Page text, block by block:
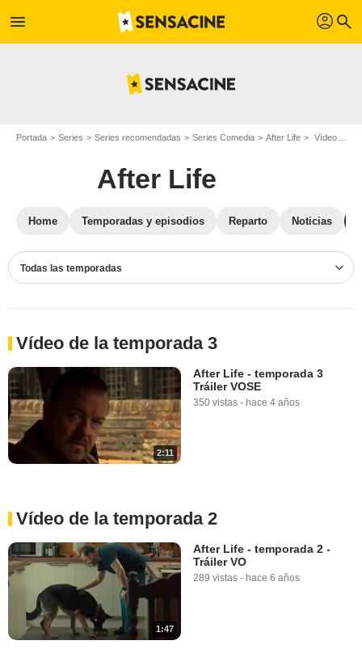
menu profil search
Portada Series Series recomendadas Series Comedia After Life Vídeos After Life
After Life
Home Temporadas y episodios Reparto Noticias
Todas las temporadas
Vídeo de la temporada 3
2:11
After Life - temporada 3
Tráiler VOSE
350 vistas - hace 4 años
Vídeo de la temporada 2
1:47
After Life - temporada 2 -
Tráiler VO
289 vistas - hace 6 años